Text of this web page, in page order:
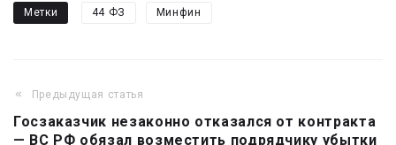
Метки 44 ФЗ Минфин
Навигация
по
Предыдущая статья
Госзаказчик незаконно отказался от контракта
— ВС РФ обязал возместить подрядчику убытки